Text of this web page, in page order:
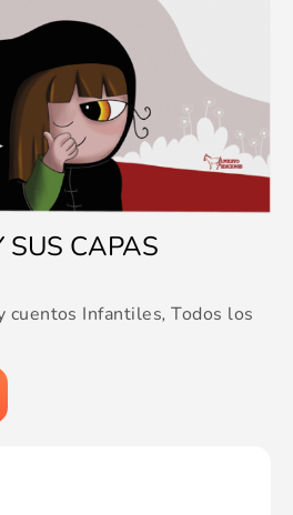
SUS CAPAS
cuentos Infantiles,Todos los